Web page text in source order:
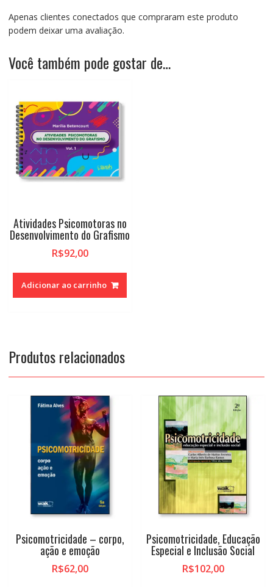
Apenas clientes conectados que compraram este produto
podem deixar uma avaliação.
Você também pode gostar de…
Atividades Psicomotoras no
Desenvolvimento do Grafismo
R$92,00
Adicionar ao carrinho
Produtos relacionados
Psicomotricidade – corpo,
ação e emoção
R$62,00
Psicomotricidade, Educação
Especial e Inclusão Social
R$102,00